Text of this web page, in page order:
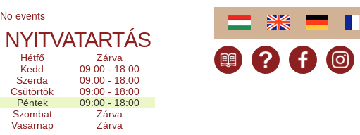
No events
NYITVATARTÁS
Hétfő
Zárva
Kedd
09:00 - 18:00
Szerda
09:00 - 18:00
Csütörtök
09:00 - 18:00
Péntek
09:00 - 18:00
Szombat
Zárva
Vasárnap
Zárva